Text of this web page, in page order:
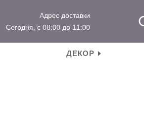
Адрес доставки
Сегодня, с 08:00 до 11:00
ДЕКОР